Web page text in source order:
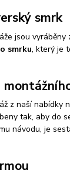
smrk
jsou vyráběny
smrku, který je
z naší nabídky
tak, aby do
návodu, je